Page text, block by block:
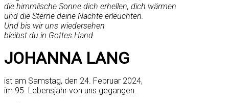
die himmlische Sonne dich erhellen, dich wärmen
und die Sterne deine Nächte erleuchten.
Und bis wir uns wiedersehen
bleibst du in Gottes Hand.
JOHANNA LANG
ist am Samstag, den 24. Februar 2024,
im 95. Lebensjahr von uns gegangen.